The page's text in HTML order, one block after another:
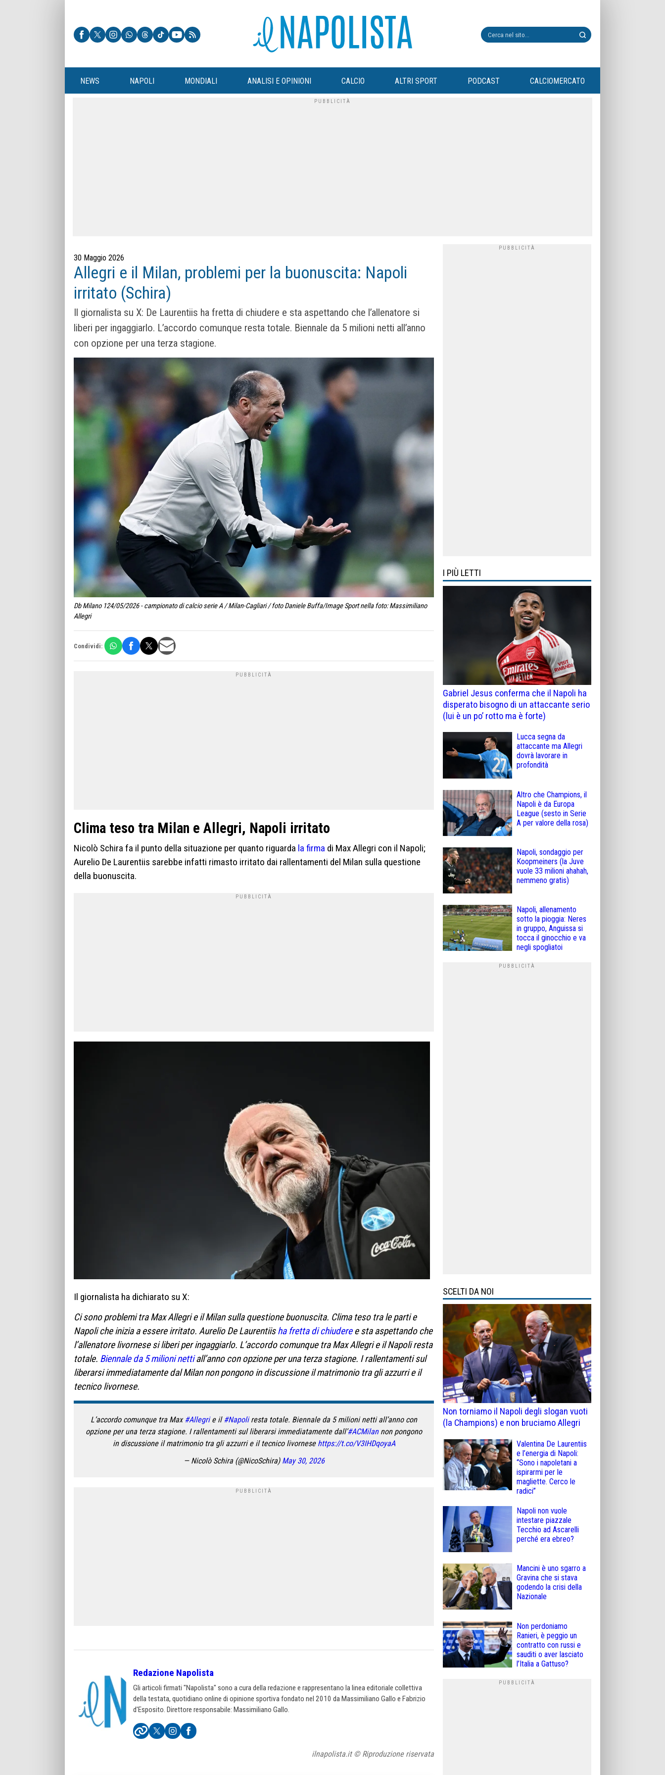
NEWS NAPOLI MONDIALI ANALISI E OPINIONI CALCIO ALTRI SPORT PODCAST CALCIOMERCATO
30 Maggio 2026
Allegri e il Milan, problemi per la buonuscita: Napoli
irritato (Schira)
Il giornalista su X: De Laurentiis ha fretta di chiudere e sta aspettando che l’allenatore si
liberi per ingaggiarlo. L’accordo comunque resta totale. Biennale da 5 milioni netti all’anno
con opzione per una terza stagione.
Db Milano 124/05/2026 - campionato di calcio serie A / Milan-Cagliari / foto Daniele Buffa/Image Sport nella foto: Massimiliano
Allegri
Condividi:
Clima teso tra Milan e Allegri, Napoli irritato
Nicolò Schira fa il punto della situazione per quanto riguarda la firma di Max Allegri con il Napoli;
Aurelio De Laurentiis sarebbe infatti rimasto irritato dai rallentamenti del Milan sulla questione
della buonuscita.
Il giornalista ha dichiarato su X:
Ci sono problemi tra Max Allegri e il Milan sulla questione buonuscita. Clima teso tra le parti e
Napoli che inizia a essere irritato. Aurelio De Laurentiisha fretta di chiuderee sta aspettando che
l’allenatore livornese si liberi per ingaggiarlo. L’accordo comunque tra Max Allegri e il Napoli resta
totale. Biennale da 5 milioni nettiall’anno con opzione per una terza stagione. I rallentamenti sul
liberarsi immediatamente dal Milan non pongono in discussione il matrimonio tra gli azzurri e il
tecnico livornese.
L’accordo comunque tra Max #Allegrie il #Napoliresta totale. Biennale da 5 milioni netti all’anno con
opzione per una terza stagione. I rallentamenti sul liberarsi immediatamente dall’#ACMilannon pongono
in discussione il matrimonio tra gli azzurri e il tecnico livornese https://t.co/V3IHDqoyaA
— Nicolò Schira (@NicoSchira) May 30, 2026
Redazione Napolista
Gli articoli firmati "Napolista" sono a cura della redazione e rappresentano la linea editoriale collettiva
della testata, quotidiano online di opinione sportiva fondato nel 2010 da Massimiliano Gallo e Fabrizio
d'Esposito. Direttore responsabile: Massimiliano Gallo.
ilnapolista.it © Riproduzione riservata
I PIÙ LETTI
Gabriel Jesus conferma che il Napoli ha
disperato bisogno di un attaccante serio
(lui è un po’ rotto ma è forte)
Lucca segna da
attaccante ma Allegri
dovrà lavorare in
profondità
Altro che Champions, il
Napoli è da Europa
League (sesto in Serie
A per valore della rosa)
Napoli, sondaggio per
Koopmeiners (la Juve
vuole 33 milioni ahahah,
nemmeno gratis)
Napoli, allenamento
sotto la pioggia: Neres
in gruppo, Anguissa si
tocca il ginocchio e va
negli spogliatoi
SCELTI DA NOI
Non torniamo il Napoli degli slogan vuoti
(la Champions) e non bruciamo Allegri
Valentina De Laurentiis
e l’energia di Napoli:
“Sono i napoletani a
ispirarmi per le
magliette. Cerco le
radici”
Napoli non vuole
intestare piazzale
Tecchio ad Ascarelli
perché era ebreo?
Mancini è uno sgarro a
Gravina che si stava
godendo la crisi della
Nazionale
Non perdoniamo
Ranieri, è peggio un
contratto con russi e
sauditi o aver lasciato
l’Italia a Gattuso?